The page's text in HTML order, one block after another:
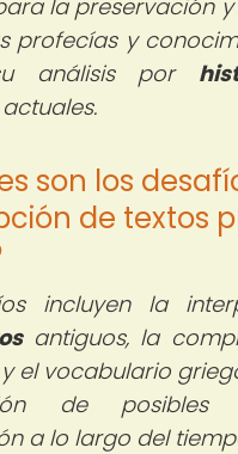
la preservación
profecías y
análisis por
son los
de textos
incluyen la
antiguos, la
el vocabulario
de
a lo largo del